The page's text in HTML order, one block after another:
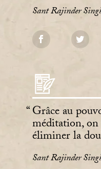
Sant Rajinder
Grâce au
méditation,
éliminer la
Sant Rajinder